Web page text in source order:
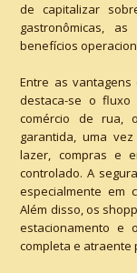
de capitalizar
gastronômicas,
benefícios
Entre as
destaca-se o fluxo
comércio de rua,
garantida, uma
lazer, compras e
controlado. A
especialmente em
Além disso, os
estacionamento e
completa e atraente